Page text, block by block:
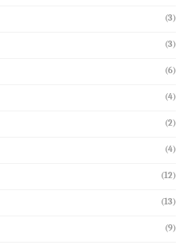
(3)
(3)
(6)
(4)
(2)
(4)
(12)
(13)
(9)